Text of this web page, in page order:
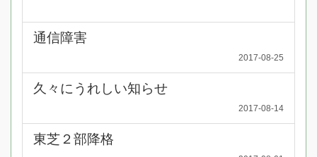
通信障害
2017-08-25
久々にうれしい知らせ
2017-08-14
東芝２部降格